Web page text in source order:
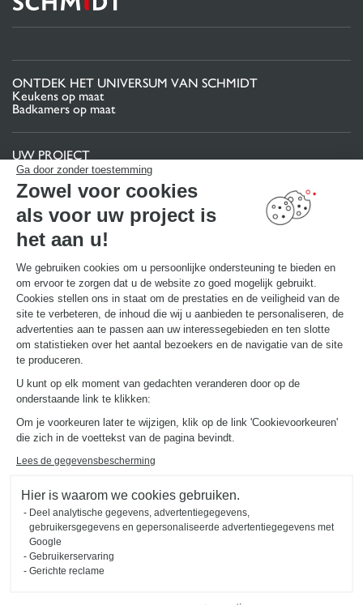
Ga door zonder toestemming
Zowel voor cookies
als voor uw project is
het aan u!
We gebruiken cookies om u persoonlijke ondersteuning te bieden en
om ervoor te zorgen dat u de website zo goed mogelijk gebruikt.
Cookies stellen ons in staat om de prestaties en de veiligheid van de
site te verbeteren, de inhoud die wij u aanbieden te personaliseren, de
advertenties aan te passen aan uw interessegebieden en ten slotte
om statistieken over het aantal bezoekers en de navigatie van de site
te produceren.
U kunt op elk moment van gedachten veranderen door op de
onderstaande link te klikken:
Om je voorkeuren later te wijzigen, klik op de link 'Cookievoorkeuren'
die zich in de voettekst van de pagina bevindt.
Lees de gegevensbescherming
Hier is waarom we cookies gebruiken.
Deel analytische gegevens, advertentiegegevens,
gebruikersgegevens en gepersonaliseerde advertentiegegevens met
Google
Gebruikerservaring
Gerichte reclame
ONTDEK HET UNIVERSUM VAN SCHMIDT
Keukens op maat
Badkamers op maat
UW PROJECT
Projectgebied
Uw 3D-keukenconfigurator
Contact
Vind uw Winkel
MAAK EEN AFSPRAAK
NUTTIGE LINKS
Gids en vergelijking
Download onze catalogus
OVER
Schmidt in de wereld
Onze adviescentra in Nederland
2026 © SCHMIDT Groupe
Wettelijke vermeldingen
Cookiebeheer
Privacybeleid